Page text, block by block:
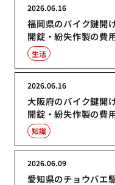
福岡県のバイク鍵開
開錠・紛失作製の費
2026.06.16
生活
大阪府のバイク鍵開
開錠・紛失作製の費
2026.06.16
知識
愛知県のチョウバエ
2026.06.09